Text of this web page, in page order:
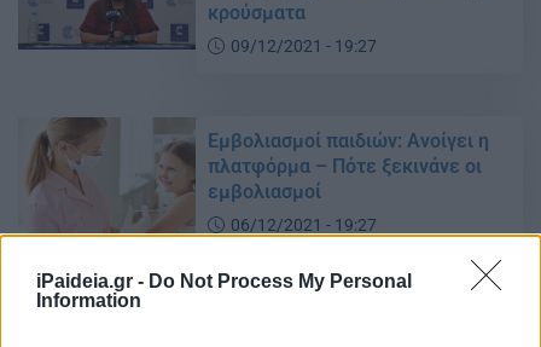
iPaideia.gr - Do Not Process My Personal
Information
κρούσματα
09/12/2021 - 19:27
Εμβολιασμοί παιδιών: Ανοίγει η
πλατφόρμα – Πότε ξεκινάνε οι
εμβολιασμοί
06/12/2021 - 19:27